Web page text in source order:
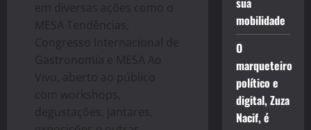
em diversas ações como o
MESA Tendências,
Congresso Internacional de
Gastronomia e MESA Ao
Vivo, aberto ao público
com workshops,
degustações, jantares,
mobilidade
O
marqueteiro
político e
digital, Zuza
Nacif, é